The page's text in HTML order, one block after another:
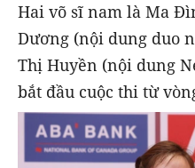
Hai võ sĩ nam là Ma
Dương (nội dung duo
Thị Huyền (nội dung
bắt đầu cuộc thi từ